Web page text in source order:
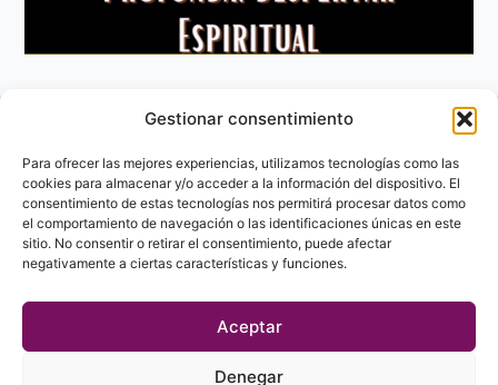
Gestionar consentimiento
Para ofrecer las mejores experiencias, utilizamos tecnologías como las
cookies para almacenar y/o acceder a la información del dispositivo. El
consentimiento de estas tecnologías nos permitirá procesar datos como
el comportamiento de navegación o las identificaciones únicas en este
sitio. No consentir o retirar el consentimiento, puede afectar
negativamente a ciertas características y funciones.
Aceptar
Denegar
Aviso Legal
Política de privacidad
Política de Cookies
Contacto